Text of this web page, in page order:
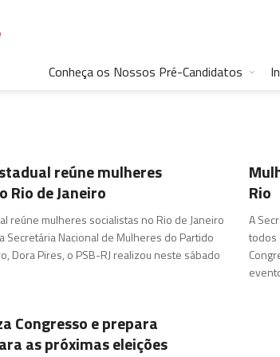
Conheça os Nossos Pré-Candidatos
reúne mulheres
Rio de Janeiro
reúne mulheres socialistas no Rio de Janeiro
Secretária Nacional de Mulheres do Partido
Dora Pires, o PSB-RJ realizou neste sábado
Rio
A
todos
Congresso e prepara
as próximas eleições